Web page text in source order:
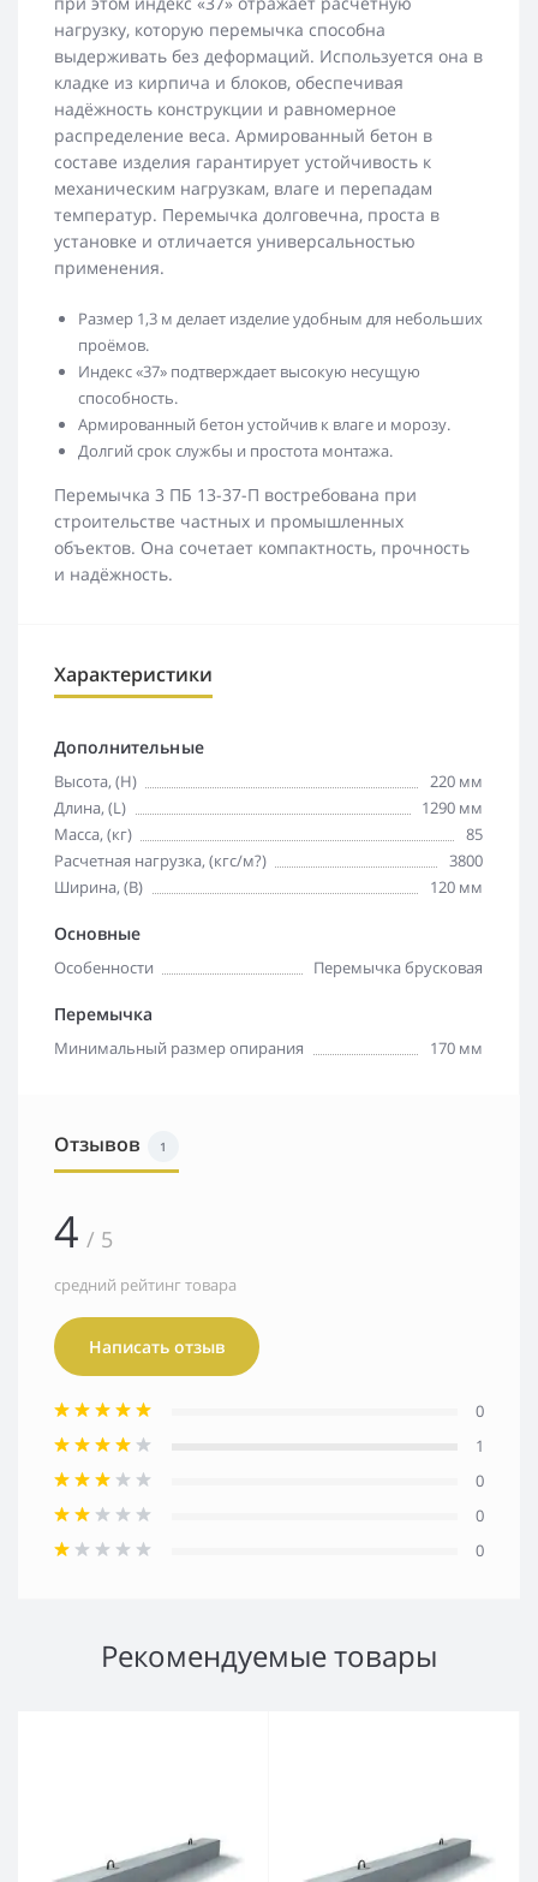
нагрузку, которую перемычка способна
выдерживать без деформаций. Используется она в
кладке из кирпича и блоков, обеспечивая
надёжность конструкции и равномерное
распределение веса. Армированный бетон в
составе изделия гарантирует устойчивость к
механическим нагрузкам, влаге и перепадам
температур. Перемычка долговечна, проста в
установке и отличается универсальностью
применения.
Размер 1,3 м делает изделие удобным для небольших
проёмов.
Индекс «37» подтверждает высокую несущую
способность.
Армированный бетон устойчив к влаге и морозу.
Долгий срок службы и простота монтажа.
Перемычка 3 ПБ 13-37-П востребована при
строительстве частных и промышленных
объектов. Она сочетает компактность, прочность
и надёжность.
Характеристики
Дополнительные
Высота, (H)
220 мм
Длина, (L)
1290 мм
Масса, (кг)
85
Расчетная нагрузка, (кгс/м?)
3800
Ширина, (B)
120 мм
Основные
Особенности Перемычка брусковая
Перемычка
Минимальный размер опирания 170 мм
Отзывов 1
4 / 5
средний рейтинг товара
Написать отзыв
0
1
0
0
0
Рекомендуемые товары